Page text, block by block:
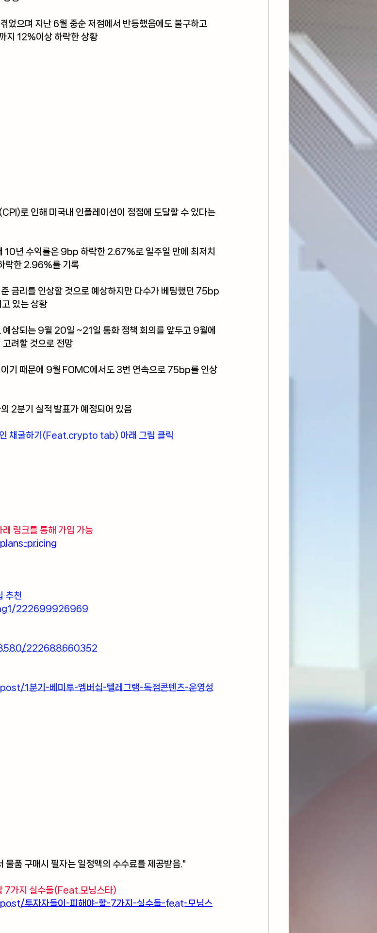
었으며 지난 6월 중순 저점에서 반등했음에도 불구하고
지 12%이상 하락한 상황
로 인해 미국내 인플레이션이 정점에 도달할 수 있다는
10년 수익률은 9bp 하락한 2.67%로 일주일 만에 최저치
락한 2.96%를 기록
금리를 인상할 것으로 예상하지만 다수가 베팅했던 75bp
있는 상황
예상되는 9월 20일 ~21일 통화 정책 회의를 앞두고 9월에
려할 것으로 전망
이기 때문에 9월 FOMC에서도 3번 연속으로 75bp를 인상
2분기 실적 발표가 예정되어 있음
인 채굴하기(Feat.crypto tab) 아래 그림 클릭
링크를 통해 가입 가능
pricing
추천
222699926969
222688660352
분기-베미투-멤버십-텔레그램-독점콘텐츠-운영성
물품 구매시 필자는 일정액의 수수료를 제공받음."
7가지 실수들(Feat.모닝스타)
투자자들이-피해야-할-7가지-실수들-feat-모닝스